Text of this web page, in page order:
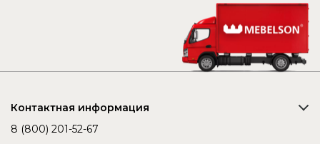
Контактная информация
8 (800) 201-52-67